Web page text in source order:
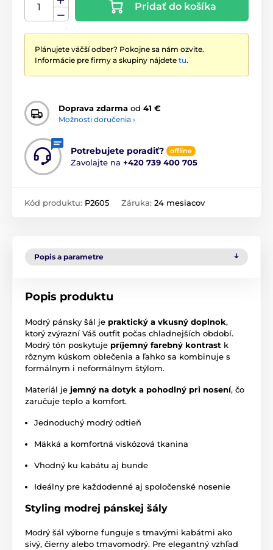
Pridať do košíka
Plánujete väčší odber? Pokojne sa nám ozvite.
Informácie pre firmy a skupiny nájdete tu.
Doprava zdarma od 41 €
Možnosti doručenia ›
Potrebujete poradiť? offline
Zavolajte na +420 739 400 705
Kód produktu: P2605 Záruka: 24 mesiacov
Popis a parametre
Popis produktu
Modrý pánsky šál je praktický a vkusný doplnok,
ktorý zvýrazní Váš outfit počas chladnejších období.
Modrý tón poskytuje príjemný farebný kontrast k
rôznym kúskom oblečenia a ľahko sa kombinuje s
formálnym i neformálnym štýlom.
Materiál je jemný na dotyk a pohodlný pri nosení, čo
zaručuje teplo a komfort.
Jednoduchý modrý odtieň
Mäkká a komfortná viskózová tkanina
Vhodný ku kabátu aj bunde
Ideálny pre každodenné aj spoločenské nosenie
Styling modrej pánskej šály
Modrý šál výborne funguje s tmavými kabátmi ako
sivý, čierny alebo tmavomodrý. Pre elegantný vzhľad